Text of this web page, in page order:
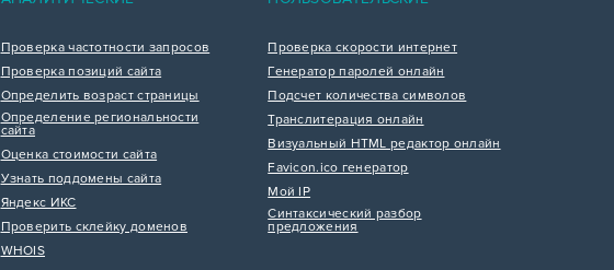
Проверка частотности запросов
Проверка позиций сайта
Определить возраст страницы
Определение региональности
сайта
Оценка стоимости сайта
Узнать поддомены сайта
Яндекс ИКС
Проверить склейку доменов
WHOIS
Проверка скорости интернет
Генератор паролей онлайн
Подсчет количества символов
Транслитерация онлайн
Визуальный HTML редактор онлайн
Favicon.ico генератор
Мой IP
Синтаксический разбор
предложения